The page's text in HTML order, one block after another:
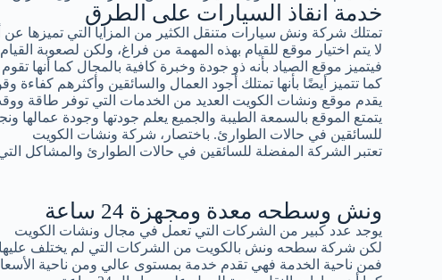
خدمة انقاذ السيارات على الطرق
تمتلك شركة ونش سيارات متنقل الكثير من المزايا التي تميزها
لا يتم اختيار موقع للقيام بهذه المهمة من فراغ، ولكن لصعوبة
فيتميز موقع الصياد بأنه ذو جودة وخبرة كافية بالمجال كما أنها
كما تتميز أيضًا بأنها تمتلك أجود العمال والسائقين وأكثرهم كفاءة
يقدم موقع ونشات الكويت العديد من الخدمات التي توفر طاقة
يتمتع الموقع بالسمعة الطيبة والجميع يعلم جودتها وجودة عمالها
للسائقين في حالات الطوارئ. باختصار، شركة ونشات الكويت
تعتبر الشركة المفضلة للسائقين في حالات الطوارئ والمشاكل
ونش وسطحه معدة ومجهزة 24 ساعة
يوجد عدد كبير من الشركات التي تعمل في مجال ونشات الكويت
لكن شركة سطحه ونش بالكويت من الشركات التي لم يختلف عليها
فمن ناحية الخدمة فهي تقدم خدمة بمستوى عالي ومن ناحية